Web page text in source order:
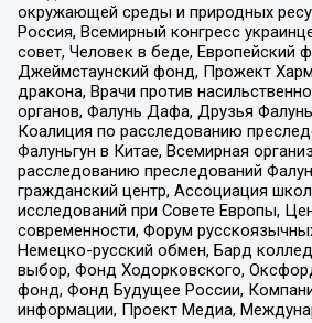
окружающей среды и природных
Россия, Всемирный конгресс
совет, Человек в беде, Европейский
Джеймстаунский фонд, Прожект
дракона, Врачи против
органов, Фалунь Дафа, Друзья
Коалиция по расследованию
Фалуньгун в Китае, Всемирная
расследованию преследований
гражданский центр, Ассоциация
исследований при Совете Европы,
современности, Форум
Немецко-русский обмен, Бард
выбор, Фонд Ходорковского,
фонд, Фонд Будущее России,
информации, Проект Медиа,